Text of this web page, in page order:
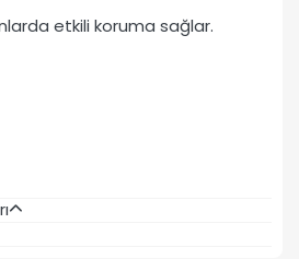
etkili koruma sağlar.